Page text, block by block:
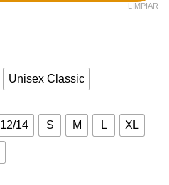
Unisex Classic
12/14 S M L XL
LIMPIAR